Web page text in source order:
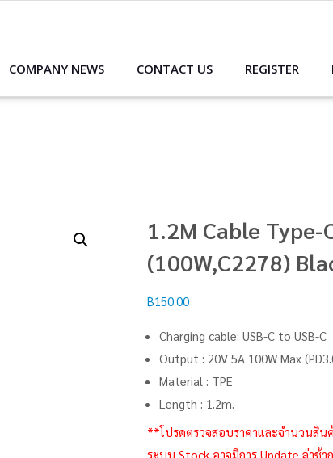
COMPANY NEWS CONTACT US REGISTER
1.2M Cable Type-
(100W,C2278)
฿150.00
Charging cable: USB-C to USB-C
Output : 20V 5A 100W Max
Material : TPE
Length : 1.2m.
**โปรดตรวจสอบราคาและจำนวนสิน
ระบบ Stock อาจมีการ Update ล่าช้